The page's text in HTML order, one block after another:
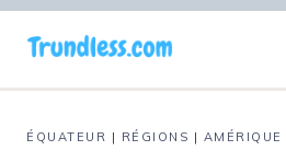
Aller
ÉQUATEUR | RÉGIONS | AMÉRIQUE